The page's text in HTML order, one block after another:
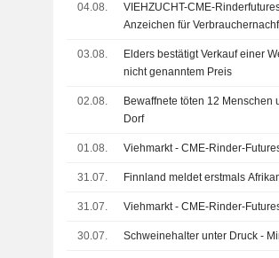
04.08.
VIEHZUCHT-CME-
Anzeichen für
03.08.
Elders bestätigt Verkauf einer
nicht genanntem Preis
02.08.
Bewaffnete töten 12
Dorf
01.08. Viehmarkt - CME-Rinder-
31.07. Finnland meldet erstmals
31.07. Viehmarkt - CME-Rinder-
30.07. Schweinehalter unter Druck -